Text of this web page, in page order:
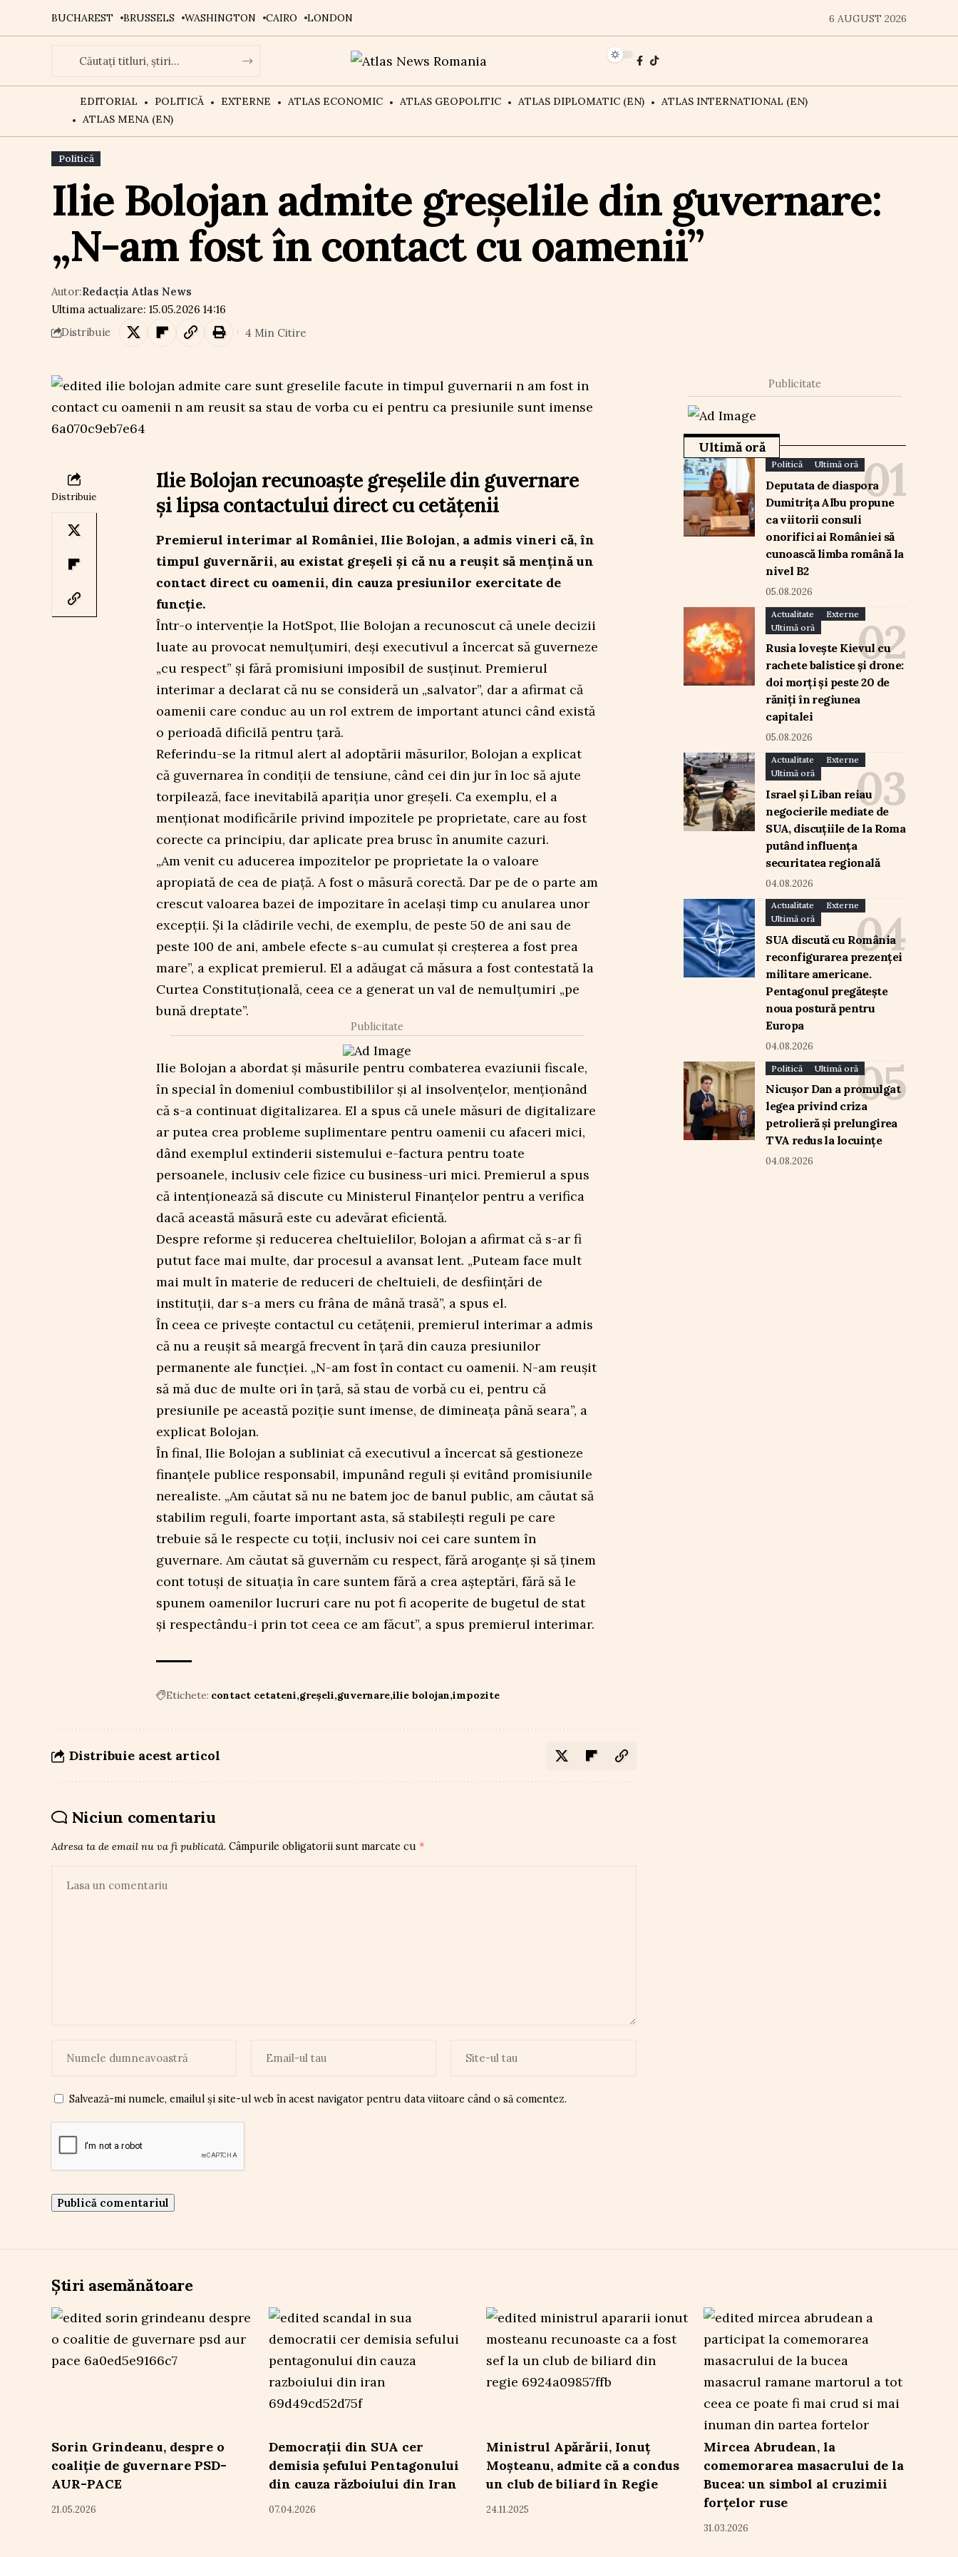
BUCHAREST BRUSSELS WASHINGTON CAIRO LONDON 6 AUGUST 2026
EDITORIAL POLITICĂ EXTERNE ATLAS ECONOMIC ATLAS GEOPOLITIC ATLAS DIPLOMATIC (EN)
ATLAS INTERNATIONAL (EN)
ATLAS MENA (EN)
Politică
Ilie Bolojan admite greșelile din guvernare:
„N-am fost în contact cu oamenii”
Ultima actualizare: 15.05.2026 14:16
Autor:Redacția Atlas News
Distribuie 4 Min Citire
Distribuie
Ilie Bolojan recunoaște greșelile din guvernare
și lipsa contactului direct cu cetățenii
Premierul interimar al României, Ilie Bolojan, a admis vineri că, în
timpul guvernării, au existat greșeli și că nu a reușit să mențină un
contact direct cu oamenii, din cauza presiunilor exercitate de
funcție.
Într-o intervenție la HotSpot, Ilie Bolojan a recunoscut că unele decizii
luate au provocat nemulțumiri, deși executivul a încercat să guverneze
„cu respect” și fără promisiuni imposibil de susținut. Premierul
interimar a declarat că nu se consideră un „salvator”, dar a afirmat că
oamenii care conduc au un rol extrem de important atunci când există
o perioadă dificilă pentru țară.
Referindu-se la ritmul alert al adoptării măsurilor, Bolojan a explicat
că guvernarea în condiții de tensiune, când cei din jur în loc să ajute
torpilează, face inevitabilă apariția unor greșeli. Ca exemplu, el a
menționat modificările privind impozitele pe proprietate, care au fost
corecte ca principiu, dar aplicate prea brusc în anumite cazuri.
„Am venit cu aducerea impozitelor pe proprietate la o valoare
apropiată de cea de piață. A fost o măsură corectă. Dar pe de o parte am
crescut valoarea bazei de impozitare în același timp cu anularea unor
excepții. Și la clădirile vechi, de exemplu, de peste 50 de ani sau de
peste 100 de ani, ambele efecte s-au cumulat și creșterea a fost prea
mare”, a explicat premierul. El a adăugat că măsura a fost contestată la
Curtea Constituțională, ceea ce a generat un val de nemulțumiri „pe
bună dreptate”.
Publicitate
Ilie Bolojan a abordat și măsurile pentru combaterea evaziunii fiscale,
în special în domeniul combustibililor și al insolvențelor, menționând
că s-a continuat digitalizarea. El a spus că unele măsuri de digitalizare
ar putea crea probleme suplimentare pentru oamenii cu afaceri mici,
dând exemplul extinderii sistemului e-factura pentru toate
persoanele, inclusiv cele fizice cu business-uri mici. Premierul a spus
că intenționează să discute cu Ministerul Finanțelor pentru a verifica
dacă această măsură este cu adevărat eficientă.
Despre reforme și reducerea cheltuielilor, Bolojan a afirmat că s-ar fi
putut face mai multe, dar procesul a avansat lent. „Puteam face mult
mai mult în materie de reduceri de cheltuieli, de desființări de
instituții, dar s-a mers cu frâna de mână trasă”, a spus el.
În ceea ce privește contactul cu cetățenii, premierul interimar a admis
că nu a reușit să meargă frecvent în țară din cauza presiunilor
permanente ale funcției. „N-am fost în contact cu oamenii. N-am reușit
să mă duc de multe ori în țară, să stau de vorbă cu ei, pentru că
presiunile pe această poziție sunt imense, de dimineața până seara”, a
explicat Bolojan.
În final, Ilie Bolojan a subliniat că executivul a încercat să gestioneze
finanțele publice responsabil, impunând reguli și evitând promisiunile
nerealiste. „Am căutat să nu ne batem joc de banul public, am căutat să
stabilim reguli, foarte important asta, să stabilești reguli pe care
trebuie să le respecte cu toții, inclusiv noi cei care suntem în
guvernare. Am căutat să guvernăm cu respect, fără aroganțe și să ținem
cont totuși de situația în care suntem fără a crea așteptări, fără să le
spunem oamenilor lucruri care nu pot fi acoperite de bugetul de stat
și respectându-i prin tot ceea ce am făcut”, a spus premierul interimar.
Etichete: contact cetateni greșeli guvernare ilie bolojan impozite
Distribuie acest articol
Niciun comentariu
Adresa ta de email nu va fi publicată. Câmpurile obligatorii sunt marcate cu *
Salvează-mi numele, emailul și site-ul web în acest navigator pentru data viitoare când o să comentez.
Publicitate
Ultimă oră
Politică Ultimă oră
Deputata de diaspora
Dumitrița Albu propune
ca viitorii consuli
onorifici ai României să
cunoască limba română la
nivel B2
05.08.2026
Actualitate
Externe
Ultimă oră
Rusia lovește Kievul cu
rachete balistice și drone:
doi morți și peste 20 de
răniți în regiunea
capitalei
05.08.2026
Actualitate
Externe
Ultimă oră
Israel și Liban reiau
negocierile mediate de
SUA, discuțiile de la Roma
putând influența
securitatea regională
04.08.2026
Actualitate
Externe
Ultimă oră
SUA discută cu România
reconfigurarea prezenței
militare americane.
Pentagonul pregătește
noua postură pentru
Europa
04.08.2026
Politică Ultimă oră
Nicușor Dan a promulgat
legea privind criza
petrolieră și prelungirea
TVA redus la locuințe
04.08.2026
Știri asemănătoare
Sorin Grindeanu, despre o
coaliție de guvernare PSD-
AUR-PACE
21.05.2026
Democrații din SUA cer
demisia șefului Pentagonului
din cauza războiului din Iran
07.04.2026
Ministrul Apărării, Ionuț
Moșteanu, admite că a condus
un club de biliard în Regie
24.11.2025
Mircea Abrudean, la
comemorarea masacrului de la
Bucea: un simbol al cruzimii
forțelor ruse
31.03.2026